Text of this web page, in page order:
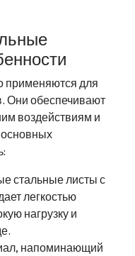
применяются для
Они обеспечивают
воздействиям и
стальные листы с
легкостью
нагрузку и
напоминающий